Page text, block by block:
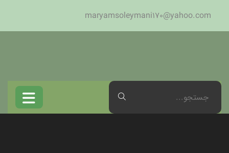
maryamsoleymani170@yahoo.com